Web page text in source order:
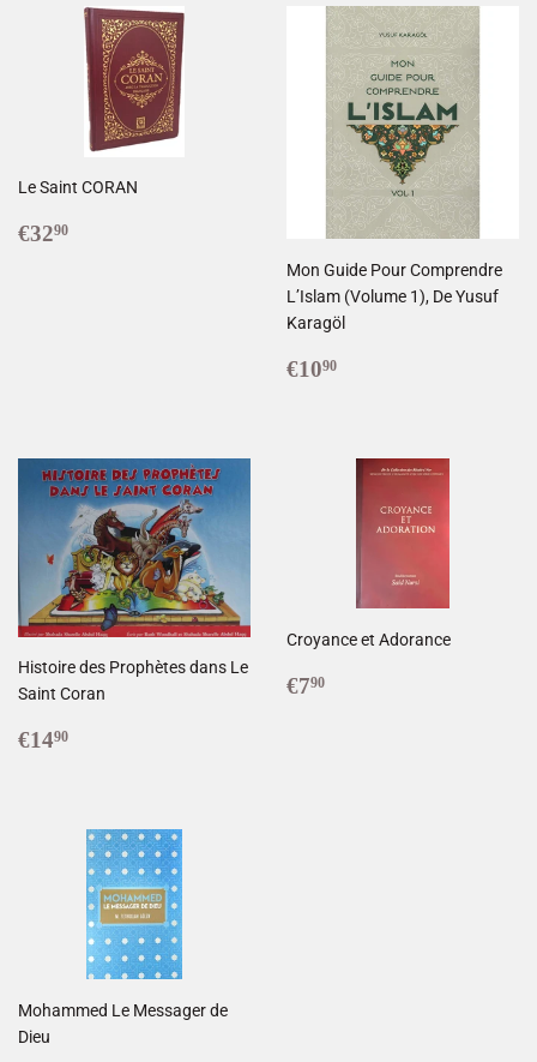
Le Saint CORAN
Prix
€3290
Mon Guide Pour Comprendre
L’Islam (Volume 1), De Yusuf
Karagöl
Prix
€1090
Histoire des Prophètes dans Le
Saint Coran
Prix
€1490
Croyance et Adorance
Prix
€790
Mohammed Le Messager de
Dieu